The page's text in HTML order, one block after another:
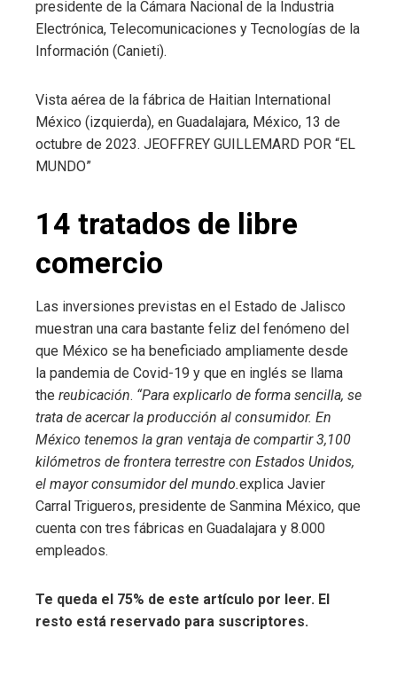
presidente de la Cámara Nacional de la Industria
Electrónica, Telecomunicaciones y Tecnologías de la
Información (Canieti).
Vista aérea de la fábrica de Haitian International
México (izquierda), en Guadalajara, México, 13 de
octubre de 2023. JEOFFREY GUILLEMARD POR “EL
MUNDO”
14 tratados de libre
comercio
Las inversiones previstas en el Estado de Jalisco
muestran una cara bastante feliz del fenómeno del
que México se ha beneficiado ampliamente desde
la pandemia de Covid-19 y que en inglés se llama
the reubicación. “Para explicarlo de forma sencilla, se
trata de acercar la producción al consumidor. En
México tenemos la gran ventaja de compartir 3,100
kilómetros de frontera terrestre con Estados Unidos,
el mayor consumidor del mundo.explica Javier
Carral Trigueros, presidente de Sanmina México, que
cuenta con tres fábricas en Guadalajara y 8.000
empleados.
Te queda el 75% de este artículo por leer. El
resto está reservado para suscriptores.